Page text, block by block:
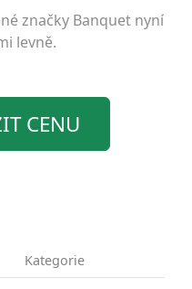
značky Banquetnyní
levně.
CENU
Kategorie